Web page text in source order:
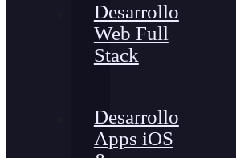
Desarrollo
Web Full
Stack
Desarrollo
Apps iOS